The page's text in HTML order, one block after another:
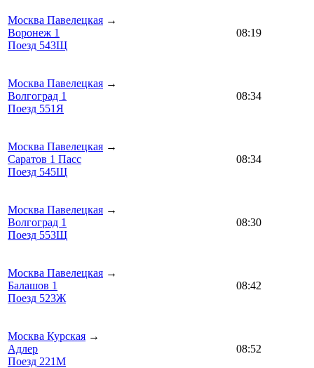
Москва Павелецкая →
Воронеж 1
Поезд 543Щ
08:19
Москва Павелецкая →
Волгоград 1
Поезд 551Я
08:34
Москва Павелецкая →
Саратов 1 Пасс
Поезд 545Щ
08:34
Москва Павелецкая →
Волгоград 1
Поезд 553Щ
08:30
Москва Павелецкая →
Балашов 1
Поезд 523Ж
08:42
Москва Курская →
Адлер
Поезд 221М
08:52